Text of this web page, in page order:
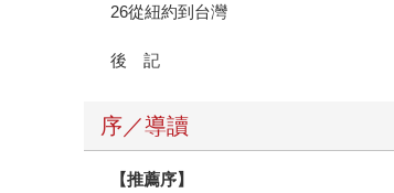
26從紐約到台灣
後 記
序／導讀
【推薦序】